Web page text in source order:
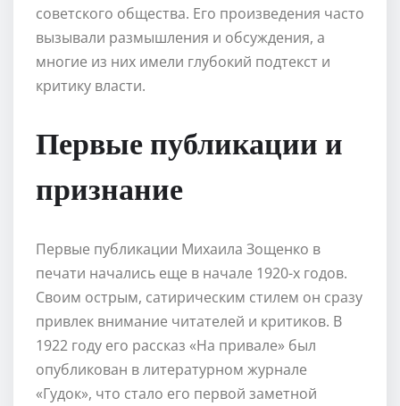
советского общества. Его произведения часто
вызывали размышления и обсуждения, а
многие из них имели глубокий подтекст и
критику власти.
Первые публикации и
признание
Первые публикации Михаила Зощенко в
печати начались еще в начале 1920-х годов.
Своим острым, сатирическим стилем он сразу
привлек внимание читателей и критиков. В
1922 году его рассказ «На привале» был
опубликован в литературном журнале
«Гудок», что стало его первой заметной